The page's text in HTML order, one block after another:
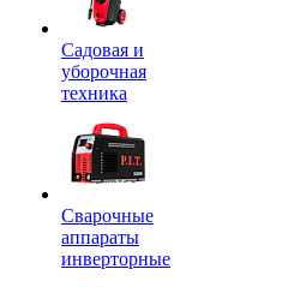
Садовая и
уборочная
техника
Сварочные
аппараты
инверторные